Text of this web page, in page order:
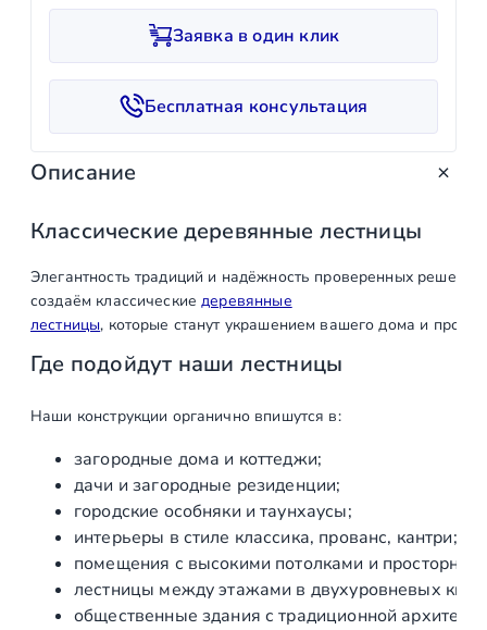
е
в
о
о
а
р
а
К
а
с
и
ч
е
с
к
и
Заявка в один клик
Бесплатная консультация
Описание
Классические деревянные лестницы
Элегантность традиций и надёжность проверенныхрешений
создаём классические деревянные
лестницы, которые станутукрашением вашего дома и
Где подойдут наши лестницы
Наши конструкции органичновпишутся в:
загородные дома и коттеджи;
дачи и загородные резиденции;
городские особняки и таунхаусы;
интерьеры в стиле классика, прованс, кантри;
помещения с высокими потолками и
лестницы междуэтажами в двухуровневых
общественные здания с традиционной